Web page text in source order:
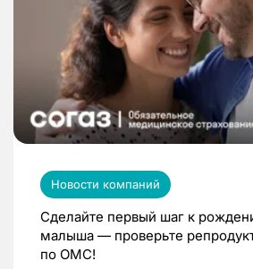
Новости компаний
Сделайте первый шаг к
малыша — проверьте
по ОМС!